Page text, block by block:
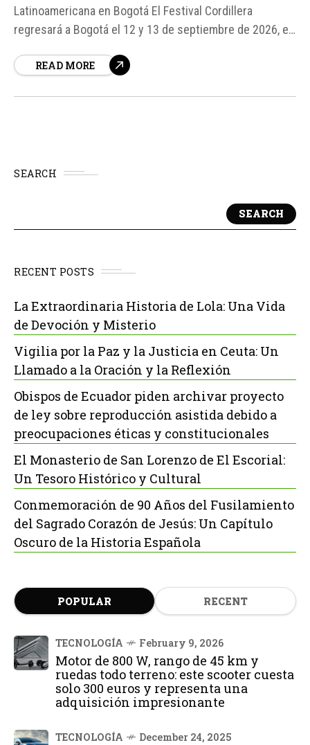
Latinoamericana en Bogotá El Festival Cordillera
regresará a Bogotá el 12 y 13 de septiembre de 2026, en
artistas confirmados. La quinta edición del festival se
READ MORE
SEARCH
SEARCH
RECENT POSTS
La Extraordinaria Historia de Lola: Una Vida
de Devoción y Misterio
Vigilia por la Paz y la Justicia en Ceuta: Un
Llamado a la Oración y la Reflexión
Obispos de Ecuador piden archivar proyecto
de ley sobre reproducción asistida debido a
preocupaciones éticas y constitucionales
El Monasterio de San Lorenzo de El Escorial:
Un Tesoro Histórico y Cultural
Conmemoración de 90 Años del Fusilamiento
del Sagrado Corazón de Jesús: Un Capítulo
Oscuro de la Historia Española
POPULAR RECENT
TECNOLOGÍA February 9, 2026
Motor de 800 W, rango de 45 km y
ruedas todo terreno: este scooter cuesta
solo 300 euros y representa una
adquisición impresionante
TECNOLOGÍA December 24, 2025